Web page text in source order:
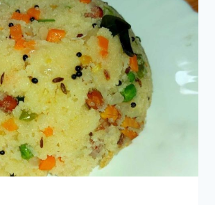
ഇതും
കൂടി
ചേർത്ത്
പൊടി
നനക്കു!
ചോറ്
കൊണ്ട്
നല്ല
സോഫ്റ്റ്
പുട്ട്
റെഡി!!
|